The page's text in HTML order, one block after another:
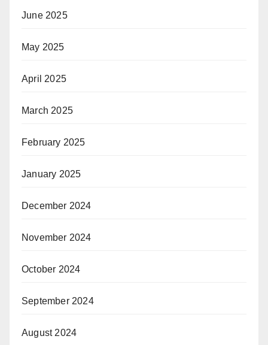
June 2025
May 2025
April 2025
March 2025
February 2025
January 2025
December 2024
November 2024
October 2024
September 2024
August 2024